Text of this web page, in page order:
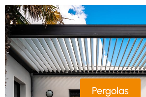
Pergolas